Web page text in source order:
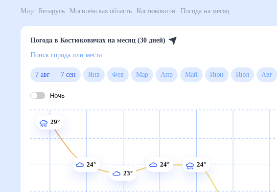
Мир Беларусь Могилёвская область Костюковичи Погода на месяц
Погода в Костюковичах на месяц (30 дней)
Поиск города или места
7 авг—7 сен Янв Фев Мар Апр Май Июн Июл
Ночь
29°
24°
23°
24° 24°